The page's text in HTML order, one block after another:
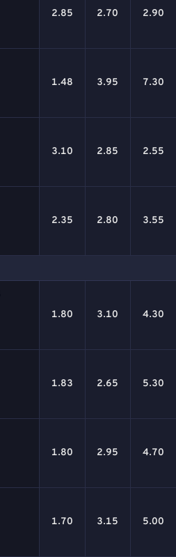
2.85 2.70 2.90
1.48 3.95 7.30
3.10 2.85 2.55
2.35 2.80 3.55
1.80 3.10 4.30
1.83 2.65 5.30
1.80 2.95 4.70
1.70 3.15 5.00